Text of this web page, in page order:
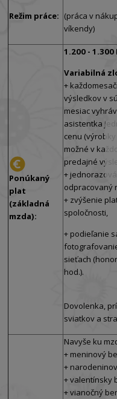
Režim práce: (práca v
víkendy)
Ponúkaný
plat
(základná
mzda):
1.200 -
Variabilná
+
výsledkov v
mesiac
asistentka
cenu
možné v
predajné
+
odpracovaný
+ zvýšenie
spoločnosti,
+ podieľanie
sieťach
hod.).
Dovolenka,
sviatkov a
Navyše ku
+ meninový
+
+ valentínsky
+ vianočný